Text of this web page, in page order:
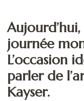
journée
L’occasion
parler de
Kayser.